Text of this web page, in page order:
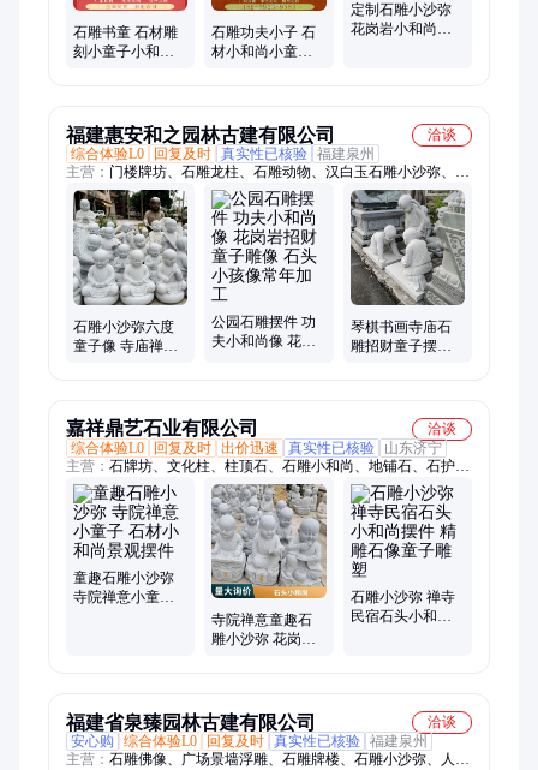
石雕书童 石材雕
刻小童子小和尚
石雕功夫小子 石
材小和尚小童子
定制石雕小沙弥
花岗岩小和尚户
福建惠安和之园林古建有限公司
洽谈
综合体验L0
回复及时 真实性已核验 福建泉州
主营： 门楼牌坊、石雕龙柱、石雕动物、汉白玉石雕小沙弥、石
雕佛像神像、陵园墓碑、石灯石塔、石雕供桌、浮雕壁堵、石栏
杆、石佛塔、石雕大象、石雕观音、石雕花钵、石雕喷泉、石狮
子
石雕小沙弥六度
童子像 寺庙禅意
公园石雕摆件 功
夫小和尚像 花岗
琴棋书画寺庙石
雕招财童子摆件
嘉祥鼎艺石业有限公司
洽谈
综合体验L0
回复及时 出价迅速 真实性已核验
山东济宁
主营： 石牌坊、文化柱、柱顶石、石雕小和尚、地铺石、石护
栏、石栏杆、柱墩石、单门牌坊、花岗岩石牌坊、村庄石牌坊、
青石牌坊、石材栏杆、汉白玉栏杆、石材立体字、石雕龙柱、大
型石牌坊、仿古石牌坊、古建牌楼、石雕凉亭、双层石亭子、石
门楼
童趣石雕小沙弥
寺院禅意小童子
寺院禅意童趣石
雕小沙弥 花岗岩
石雕小沙弥 禅寺
民宿石头小和尚
福建省泉臻园林古建有限公司
洽谈
安心购
综合体验L0 回复及时 真实性已核验 福建泉州
主营： 石雕佛像、广场景墙浮雕、石雕牌楼、石雕小沙弥、人物